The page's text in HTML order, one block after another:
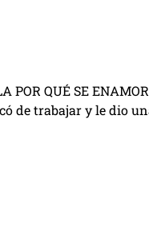
POR QUÉ SE
de trabajar y le dio